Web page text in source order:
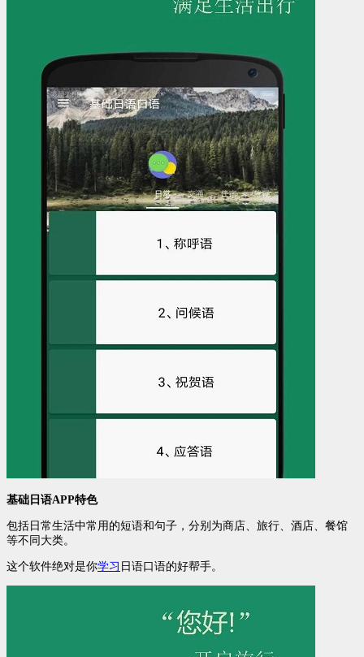
基础日语APP特色
包括日常生活中常用的短语和句子，分别为商店、旅行、酒店、餐馆
等不同大类。
这个软件绝对是你学习 日语口语的好帮手。